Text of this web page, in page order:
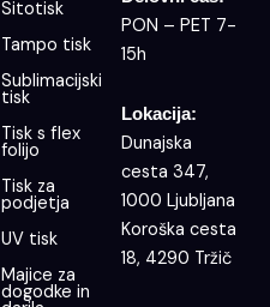
Sitotisk
Tampo tisk
Sublimacijski
tisk
Tisk s flex
folijo
Tisk za
podjetja
UV tisk
Majice za
dogodke in
PON – PET 7-
15h
Lokacija:
Dunajska
cesta 347,
1000 Ljubljana
Koroška cesta
18, 4290 Tržič